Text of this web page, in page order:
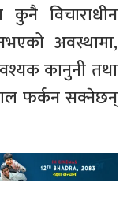
कुनै विचाराधीन
अवस्थामा,
कानुनी तथा
फर्कन सक्नेछन्